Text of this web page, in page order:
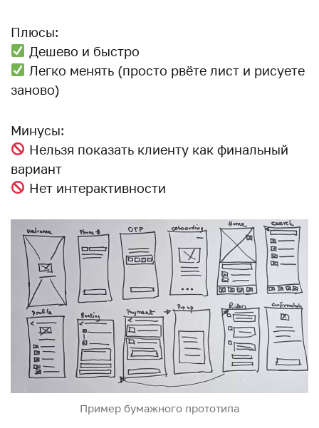
Плюсы:
Дешево и быстро
Легко менять (просто рвёте лист и рисуете
заново)
Минусы:
Нельзя показать клиенту как финальный
вариант
Нет интерактивности
Пример бумажного прототипа